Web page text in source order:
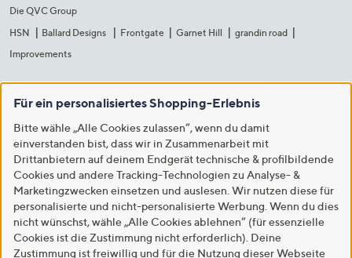
Die QVC Group
HSN
Ballard Designs Frontgate Garnet Hill
grandin road
Improvements
Für ein personalisiertes Shopping-Erlebnis
Bitte wähle „Alle Cookies zulassen“, wenn du damit
einverstanden bist, dass wir in Zusammenarbeit mit
Drittanbietern auf deinem Endgerät technische & profilbildende
Cookies und andere Tracking-Technologien zu Analyse- &
Marketingzwecken einsetzen und auslesen. Wir nutzen diese für
personalisierte und nicht-personalisierte Werbung. Wenn du dies
nicht wünschst, wähle „Alle Cookies ablehnen“ (für essenzielle
Cookies ist die Zustimmung nicht erforderlich). Deine
Zustimmung ist freiwillig und für die Nutzung dieser Webseite